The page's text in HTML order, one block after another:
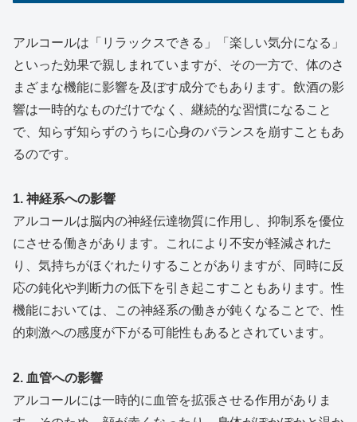
アルコールは「リラックスできる」「楽しい気分になる」
といった効果で親しまれていますが、その一方で、体のさ
まざまな機能に影響を及ぼす成分でもあります。飲酒の影
響は一時的なものだけでなく、継続的な習慣になること
で、知らず知らずのうちに心身のバランスを崩すこともあ
るのです。
1. 神経系への影響
アルコールは脳内の神経伝達物質に作用し、抑制系を優位
にさせる働きがあります。これにより不安が軽減された
り、気持ちがほぐれたりすることがありますが、同時に反
応の鈍化や判断力の低下を引き起こすこともあります。性
機能においては、この神経系の働きが鈍くなることで、性
的刺激への感度が下がる可能性もあるとされています。
2. 血管への影響
アルコールには一時的に血管を拡張させる作用がありま